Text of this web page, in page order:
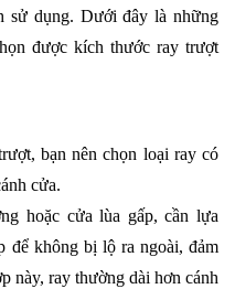
sử dụng. Dưới đây là những
được kích thước ray trượt
bạn nên chọn loại ray có
cửa.
hoặc cửa lùa gấp, cần lựa
để không bị lộ ra ngoài, đảm
này, ray thường dài hơn cánh